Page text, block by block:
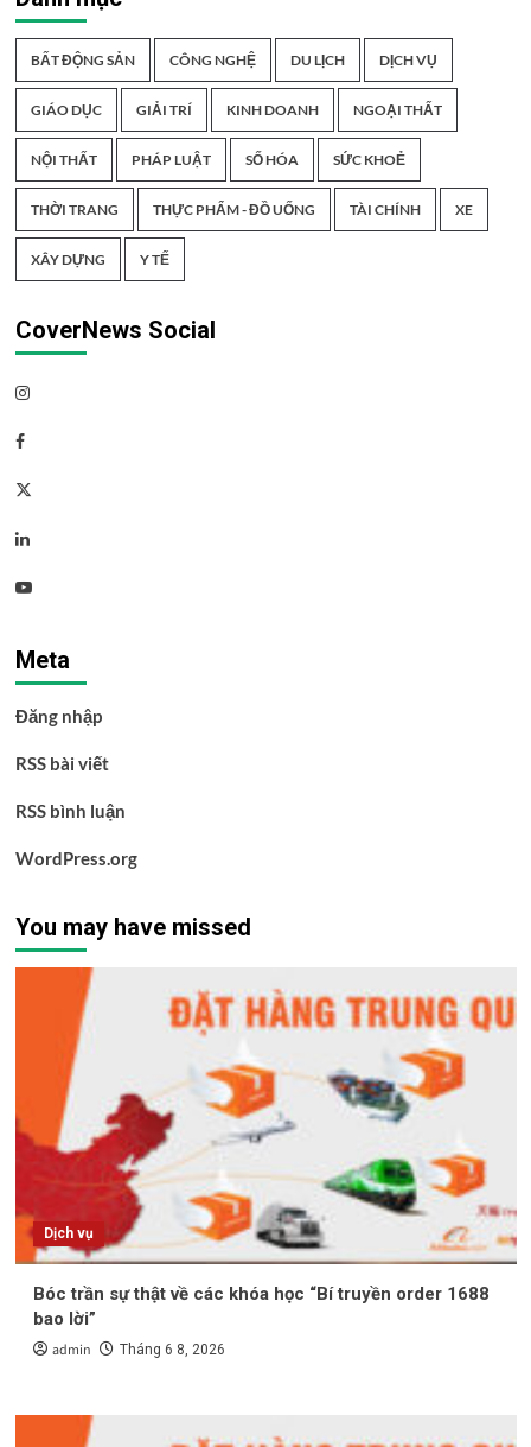
BẤT ĐỘNG SẢN CÔNG NGHỆ DU LỊCH DỊCH VỤ
GIÁO DỤC GIẢI TRÍ KINH DOANH NGOẠI THẤT
NỘI THẤT PHÁP LUẬT SỐ HÓA SỨC KHOẺ
THỜI TRANG THỰC PHẨM - ĐỒ UỐNG TÀI CHÍNH XE
XÂY DỰNG Y TẾ
CoverNews Social
Instagram
Facebook
Twitter
Linkedin
Youtube
Meta
Đăng nhập
RSS bài viết
RSS bình luận
WordPress.org
You may have missed
Dịch vụ
Bóc trần sự thật về các khóa học “Bí truyền order 1688
bao lời”
admin Tháng 6 8, 2026